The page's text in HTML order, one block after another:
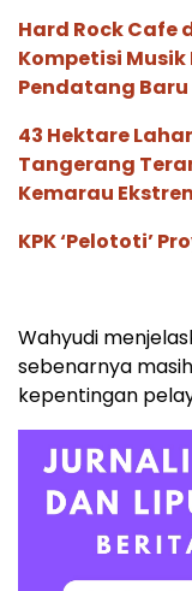
Hard Rock Cafe
Kompetisi Musik
Pendatang Baru
43 Hektare
Tangerang
Kemarau
KPK ‘Pelototi’
Wahyudi
sebenarnya
kepentingan